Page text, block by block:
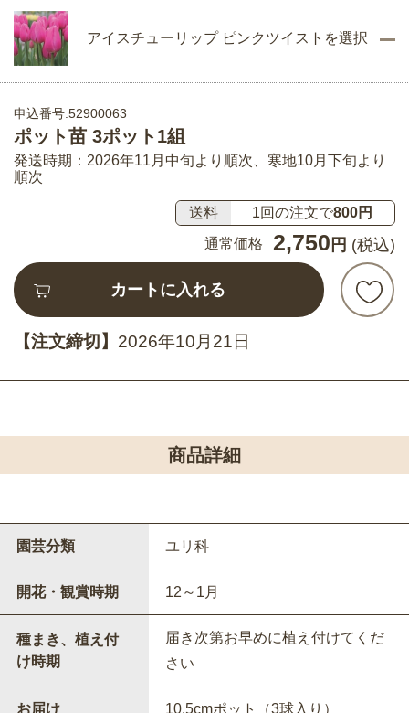
アイスチューリップ ピンクツイストを選択
申込番号:52900063
ポット苗 3ポット1組
発送時期：2026年11月中旬より順次、寒地10月下旬より
順次
送料 1回の注文で800円
通常価格
2,750 円 (税込)
カートに入れる
【注文締切】 2026年10月21日
商品詳細
園芸分類 ユリ科
開花・観賞時期 12～1月
種まき、植え付
け時期
届き次第お早めに植え付けてくだ
さい
お届け 10.5cmポット（3球入り）